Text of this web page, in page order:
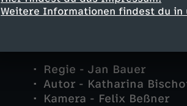
Weitere Informationen findest du
Regie - Jan Bauer
Autor - Katharina
Kamera - Felix Beßner